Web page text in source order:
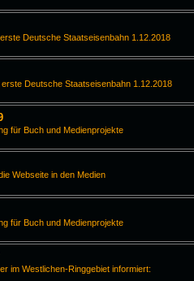
Deutsche Staatseisenbahn 1.12.2018
Deutsche Staatseisenbahn 1.12.2018
für Buch und Medienprojekte
Webseite in den Medien
für Buch und Medienprojekte
im Westlichen-Ringgebiet informiert: